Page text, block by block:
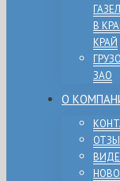
В
КРАЙ
ЗАО
О